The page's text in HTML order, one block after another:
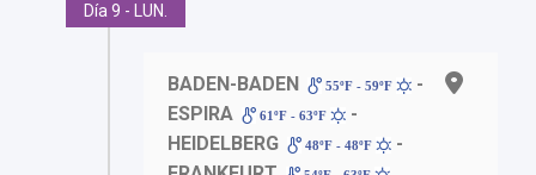
Día 9 - LUN.
BADEN-BADEN 55ºF - 59ºF
-
ESPIRA
61ºF - 63ºF
-
HEIDELBERG
48ºF - 48ºF
-